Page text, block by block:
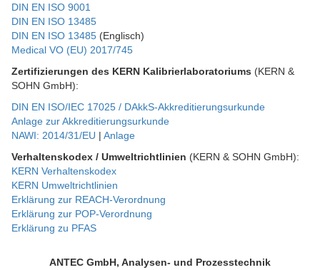
DIN EN ISO 9001
DIN EN ISO 13485
DIN EN ISO 13485 (Englisch)
Medical VO (EU) 2017/745
Zertifizierungen des KERN Kalibrierlaboratoriums (KERN &
SOHN GmbH):
DIN EN ISO/IEC 17025 / DAkkS-Akkreditierungsurkunde
Anlage zur Akkreditierungsurkunde
NAWI: 2014/31/EU | Anlage
Verhaltenskodex / Umweltrichtlinien (KERN & SOHN GmbH):
KERN Verhaltenskodex
KERN Umweltrichtlinien
Erklärung zur REACH-Verordnung
Erklärung zur POP-Verordnung
Erklärung zu PFAS
ANTEC GmbH, Analysen- und Prozesstechnik